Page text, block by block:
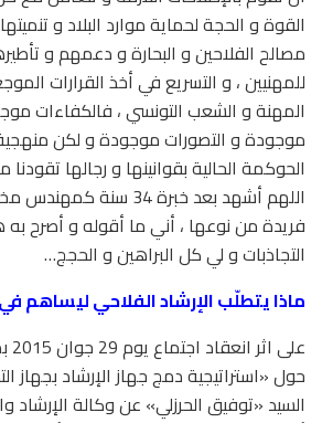
القوة و الحجة لحماية موارد البلاد و
مصالح الفلاحين و البحارة و دعمهم و
للمهنيين ، و التسريع في أخذ القرارات
المهنة و الشعب التونسي ، فالكفاءات
موجودة و التصورات موجودة و لكن
الحوكمة الحالية بقوانينها و رجالها
اللهم أشهد بعد خبرة 34
فريدة من نوعها ، أني ما أقوله و أصرح به
التجاذبات و لي كل البراهين و الحجج…
ماذا يتطلّب الإرشاد الفلاحي ليساهم
حول «استراتيجية دمج جهاز الإرشاد بجهاز
السيد «توفيق الحرزلي» عن وكالة الإرشاد